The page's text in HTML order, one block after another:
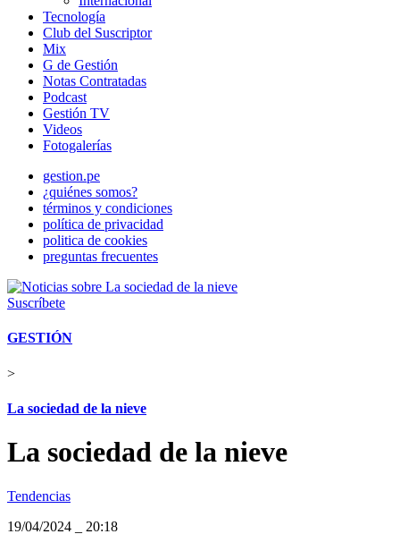
Tecnología
Club del Suscriptor
Mix
G de Gestión
Notas Contratadas
Podcast
Gestión TV
Videos
Fotogalerías
gestion.pe
¿quiénes somos?
términos y condiciones
política de privacidad
politica de cookies
preguntas frecuentes
Suscríbete
GESTIÓN
>
La sociedad de la nieve
La sociedad de la nieve
Tendencias
19/04/2024
20:18